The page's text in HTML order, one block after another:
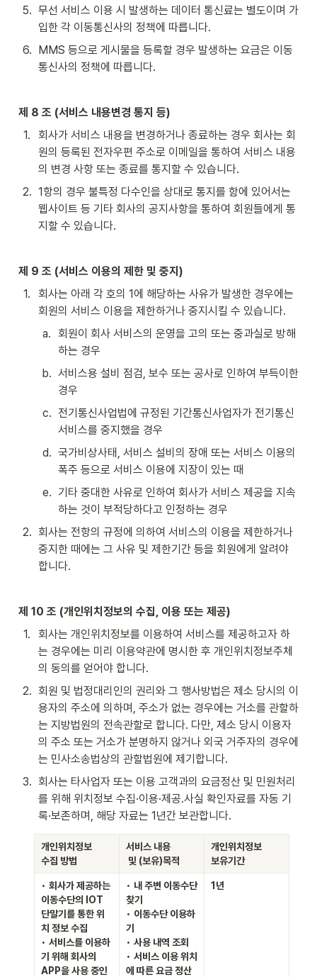
5. 무선 서비스 이용 시 발생하는 데이터 통신료는 별도이며 가
입한 각 이동통신사의 정책에 따릅니다.
6. MMS 등으로 게시물을 등록할 경우 발생하는 요금은 이동
통신사의 정책에 따릅니다.
제 8 조 (서비스 내용변경 통지 등)
1.
회사가 서비스 내용을 변경하거나 종료하는 경우 회사는 회
원의 등록된 전자우편 주소로 이메일을 통하여 서비스 내용
의 변경 사항 또는 종료를 통지할 수 있습니다.
2. 1항의 경우 불특정 다수인을 상대로 통지를 함에 있어서는
웹사이트 등 기타 회사의 공지사항을 통하여 회원들에게 통
지할 수 있습니다.
제 9 조 (서비스 이용의 제한 및 중지)
1.
회사는 아래 각 호의 1에 해당하는 사유가 발생한 경우에는
회원의 서비스 이용을 제한하거나 중지시킬 수 있습니다.
a. 회원이 회사 서비스의 운영을 고의 또는 중과실로 방해
하는 경우
b. 서비스용 설비 점검, 보수 또는 공사로 인하여 부득이한
경우
c. 전기통신사업법에 규정된 기간통신사업자가 전기통신
서비스를 중지했을 경우
d. 국가비상사태, 서비스 설비의 장애 또는 서비스 이용의
폭주 등으로 서비스 이용에 지장이 있는 때
e. 기타 중대한 사유로 인하여 회사가 서비스 제공을 지속
하는 것이 부적당하다고 인정하는 경우
2. 회사는 전항의 규정에 의하여 서비스의 이용을 제한하거나
중지한 때에는 그 사유 및 제한기간 등을 회원에게 알려야
합니다.
제 10 조 (개인위치정보의 수집, 이용 또는 제공)
1.
회사는 개인위치정보를 이용하여 서비스를 제공하고자 하
는 경우에는 미리 이용약관에 명시한 후 개인위치정보주체
의 동의를 얻어야 합니다.
2. 회원 및 법정대리인의 권리와 그 행사방법은 제소 당시의 이
용자의 주소에 의하며, 주소가 없는 경우에는 거소를 관할하
는 지방법원의 전속관할로 합니다. 다만, 제소 당시 이용자
의 주소 또는 거소가 분명하지 않거나 외국 거주자의 경우에
는 민사소송법상의 관할법원에 제기합니다.
3. 회사는 타사업자 또는 이용 고객과의 요금정산 및 민원처리
를 위해 위치정보 수집·이용·제공․사실 확인자료를 자동 기
록·보존하며, 해당 자료는 1년간 보관합니다.
개인위치정보
수집 방법
서비스 내용
및 (보유)목적
개인위치정보
보유기간
• 회사가 제공하는
이동수단의 IOT
단말기를 통한 위
치 정보 수집
• 서비스를 이용하
기 위해 회사의
APP을 사용 중인
• 내 주변 이동수단
찾기
• 이동수단 이용하
기
• 사용 내역 조회
• 서비스 이용 위치
에 따른 요금 정산
1년